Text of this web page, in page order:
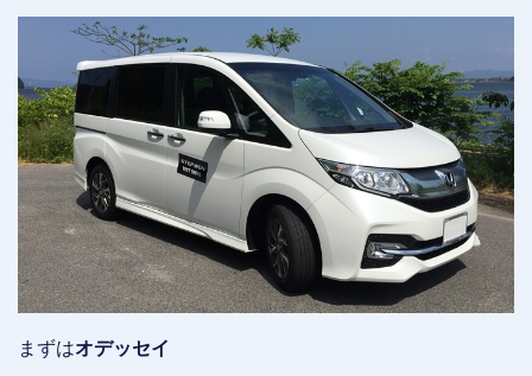
まずはオデッセイ